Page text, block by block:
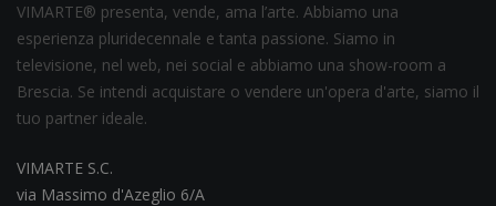
VIMARTE® presenta, vende, ama l’arte. Abbiamo una
esperienza pluridecennale e tanta passione. Siamo in
televisione, nel web, nei social e abbiamo una show-room a
Brescia. Se intendi acquistare o vendere un'opera d'arte, siamo il
tuo partner ideale.
VIMARTE S.C.
via Massimo d'Azeglio 6/A